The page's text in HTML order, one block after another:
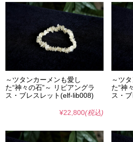
～ツタンカーメンも愛し
た“神々の石”～ リビアングラ
ス・ブレスレット(elf-lib008)
¥22,800(税込)
～ツ
た“神
ス・